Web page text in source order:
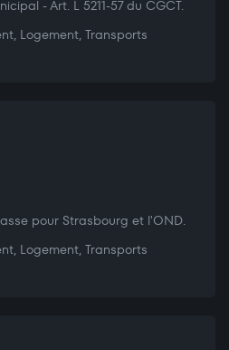
- Art. L 5211-57 du CGCT.
Logement, Transports
pour Strasbourg et l'OND.
Logement, Transports